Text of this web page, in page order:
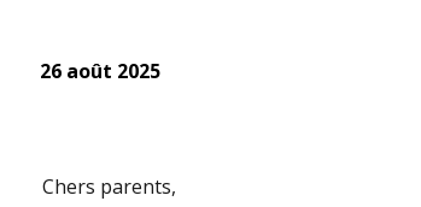
26 août 2025
Chers parents,